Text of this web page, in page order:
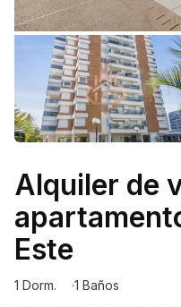
Alquiler de
Este
1 Dorm. 1 Baños